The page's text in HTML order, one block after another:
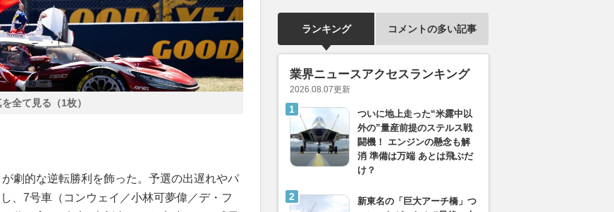
全て見る（1枚）
が劇的な逆転勝利を飾った。予選の出遅れやパ
、7号車（コンウェイ／小林可夢偉／デ・フ
ランキング コメントの多い記事
業界ニュースアクセスランキング
2026.08.07更新
ついに地上走った“米露中以
外の”量産前提のステルス戦
闘機！ エンジンの懸念も解
消 準備は万端 あとは飛ぶだ
け？
新東名の「巨大アーチ橋」つ